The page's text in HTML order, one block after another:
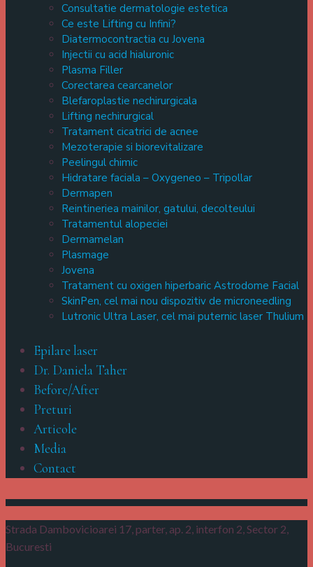
Consultatie dermatologie estetica
Ce este Lifting cu Infini?
Diatermocontractia cu Jovena
Injectii cu acid hialuronic
Plasma Filler
Corectarea cearcanelor
Blefaroplastie nechirurgicala
Lifting nechirurgical
Tratament cicatrici de acnee
Mezoterapie si biorevitalizare
Peelingul chimic
Hidratare faciala – Oxygeneo – Tripollar
Dermapen
Reintineriea mainilor, gatului, decolteului
Tratamentul alopeciei
Dermamelan
Plasmage
Jovena
Tratament cu oxigen hiperbaric Astrodome Facial
SkinPen, cel mai nou dispozitiv de microneedling
Lutronic Ultra Laser, cel mai puternic laser Thulium
Epilare laser
Dr. Daniela Taher
Before/After
Preturi
Articole
Media
Contact
Strada Dambovicioarei 17, parter, ap. 2, interfon 2,Sector 2,
Bucuresti